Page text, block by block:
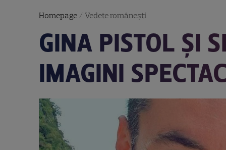
Homepage/ Vedete româneşti
GINA PISTOL ȘI
IMAGINI